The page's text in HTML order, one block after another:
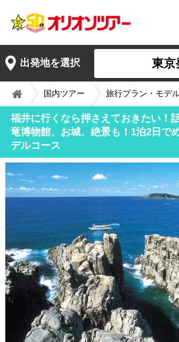
出発地を選択 東京
国内ツアー 旅行プラン・モデ
福井に行くなら押さえておきたい！
竜博物館、お城、絶景も！1泊2日で
デルコース